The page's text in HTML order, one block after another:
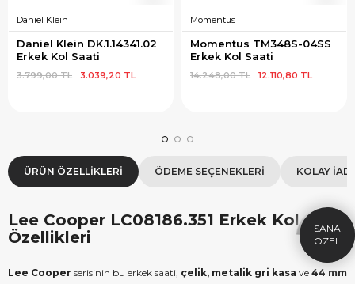
Daniel Klein
Daniel Klein DK.1.14341.02
Erkek Kol Saati
3.039,20 TL
3.799,00 TL
Momentus
Momentus TM348S-04SS
Erkek Kol Saati
12.110,80 TL
14.248,00 TL
ÜRÜN ÖZELLIKLERI ÖDEME SEÇENEKLERI KOLAY
Lee Cooper LC08186.351 Erkek Kol Saati
Özellikleri
Lee Cooper serisinin bu erkek saati, çelik, metalik gri kasa ve 44 mm
HEDIYE
ÇEKI
SEPETTE İNDİRİM
9.999 TL üzeri alışverişe özel×
HEDIYE1000